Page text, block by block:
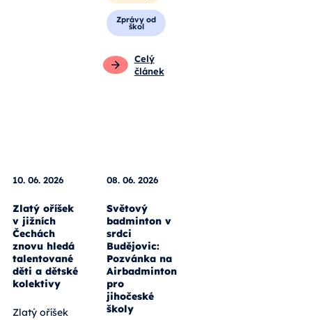
Zprávy od
škol
Celý
článek
10. 06. 2026
Zlatý oříšek
v jižních
Čechách
znovu hledá
talentované
děti a dětské
kolektivy
Zlatý oříšek
08. 06. 2026
Světový
badminton v
srdci
Budějovic:
Pozvánka na
Airbadminton
pro
jihočeské
školy